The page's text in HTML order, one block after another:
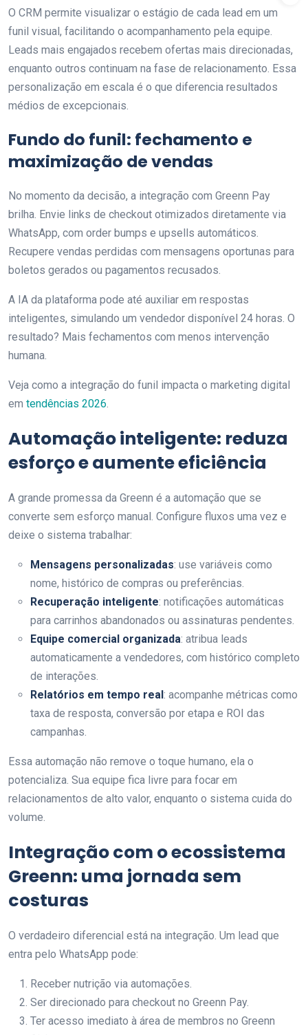
O CRM permite visualizar o estágio de cada lead em um
funil visual, facilitando o acompanhamento pela equipe.
Leads mais engajados recebem ofertas mais direcionadas,
enquanto outros continuam na fase de relacionamento. Essa
personalização em escala é o que diferencia resultados
médios de excepcionais.
Fundo do funil: fechamento e
maximização de vendas
No momento da decisão, a integração com Greenn Pay
brilha. Envie links de checkout otimizados diretamente via
WhatsApp, com order bumps e upsells automáticos.
Recupere vendas perdidas com mensagens oportunas para
boletos gerados ou pagamentos recusados.
A IA da plataforma pode até auxiliar em respostas
inteligentes, simulando um vendedor disponível 24 horas. O
resultado? Mais fechamentos com menos intervenção
humana.
Veja como a integração do funil impacta o marketing digital
em tendências 2026.
Automação inteligente: reduza
esforço e aumente eficiência
A grande promessa da Greenn é a automação que se
converte sem esforço manual. Configure fluxos uma vez e
deixe o sistema trabalhar:
Mensagens personalizadas: use variáveis como
nome, histórico de compras ou preferências.
Recuperação inteligente: notificações automáticas
para carrinhos abandonados ou assinaturas pendentes.
Equipe comercial organizada: atribua leads
automaticamente a vendedores, com histórico completo
de interações.
Relatórios em tempo real: acompanhe métricas como
taxa de resposta, conversão por etapa e ROI das
campanhas.
Essa automação não remove o toque humano, ela o
potencializa. Sua equipe fica livre para focar em
relacionamentos de alto valor, enquanto o sistema cuida do
volume.
Integração com o ecossistema
Greenn: uma jornada sem
costuras
O verdadeiro diferencial está na integração. Um lead que
entra pelo WhatsApp pode:
Receber nutrição via automações.
Ser direcionado para checkout no Greenn Pay.
Ter acesso imediato à área de membros no Greenn